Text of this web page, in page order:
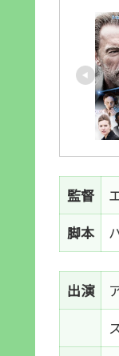
監督
脚本
出演